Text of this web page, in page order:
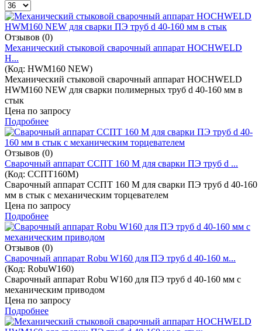
Отзывов (0)
Механический стыковой сварочный аппарат HOCHWELD
H...
(Код: HWM160 NEW)
Механический стыковой сварочный аппарат HOCHWELD
HWM160 NEW для сварки полимерных труб d 40-160 мм в
стык
Цена по запросу
Подробнее
Отзывов (0)
Cварочный аппарат ССПТ 160 М для сварки ПЭ труб d ...
(Код: ССПТ160М)
Cварочный аппарат ССПТ 160 М для сварки ПЭ труб d 40-160
мм в стык с механическим торцевателем
Цена по запросу
Подробнее
Отзывов (0)
Cварочный аппарат Robu W160 для ПЭ труб d 40-160 м...
(Код: RobuW160)
Cварочный аппарат Robu W160 для ПЭ труб d 40-160 мм с
механическим приводом
Цена по запросу
Подробнее